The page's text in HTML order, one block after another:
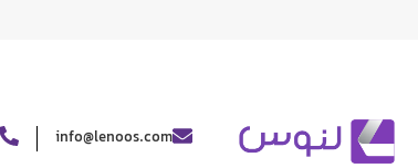
info@lenoos.com